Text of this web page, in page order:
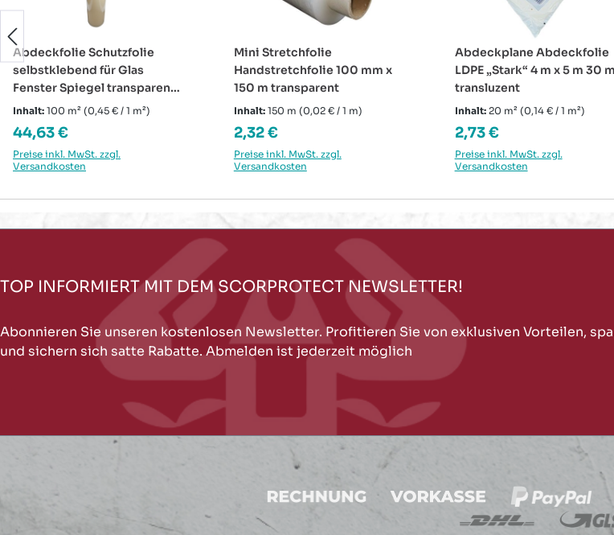
Abdeckfolie Schutzfolie
selbstklebend für Glas
Fenster Spiegel transparent
Rolle 1000 mm x 100 m
Inhalt: 100 m² (0,45 € / 1 m²)
Regulärer Preis:
44,63 €
Preise inkl. MwSt. zzgl.
Versandkosten
Mini Stretchfolie
Handstretchfolie 100 mm x
150 m transparent
Inhalt: 150 m (0,02 € / 1 m)
Regulärer Preis:
2,32 €
Preise inkl. MwSt. zzgl.
Versandkosten
Abdeckplane Abdeckfolie
LDPE „Stark“ 4 m x 5 m 30
transluzent
Inhalt: 20 m² (0,14 € / 1 m²)
Regulärer Preis:
2,73 €
Preise inkl. MwSt. zzgl.
Versandkosten
TOP INFORMIERT MIT DEM SCORPROTECT NEWSLETTER!
Abonnieren Sie unseren kostenlosen Newsletter. Profitieren Sie von exklusiven Vorteilen,
und sichern sich satte Rabatte. Abmelden ist jederzeit möglich